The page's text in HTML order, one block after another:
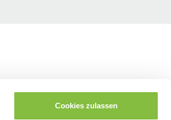
Cookies zulassen